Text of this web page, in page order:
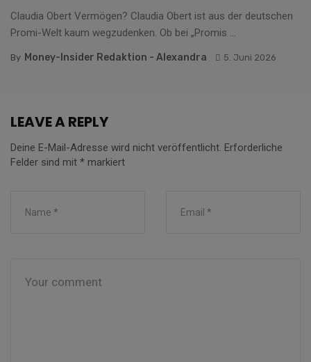
Claudia Obert Vermögen? Claudia Obert ist aus der deutschen
Promi-Welt kaum wegzudenken. Ob bei „Promis ...
By Money-Insider Redaktion - Alexandra 5. Juni 2026
LEAVE A REPLY
Deine E-Mail-Adresse wird nicht veröffentlicht. Erforderliche
Felder sind mit * markiert